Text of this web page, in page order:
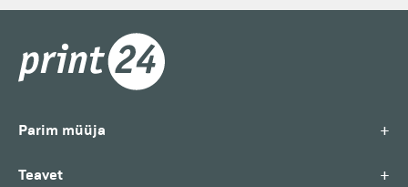
Parim müüja +
Teavet +